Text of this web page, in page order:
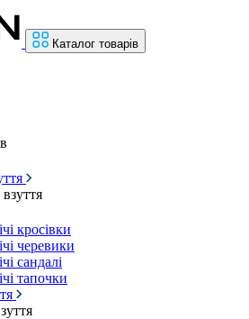
Каталог товарів
кросівки
черевики
сандалі
тапочки